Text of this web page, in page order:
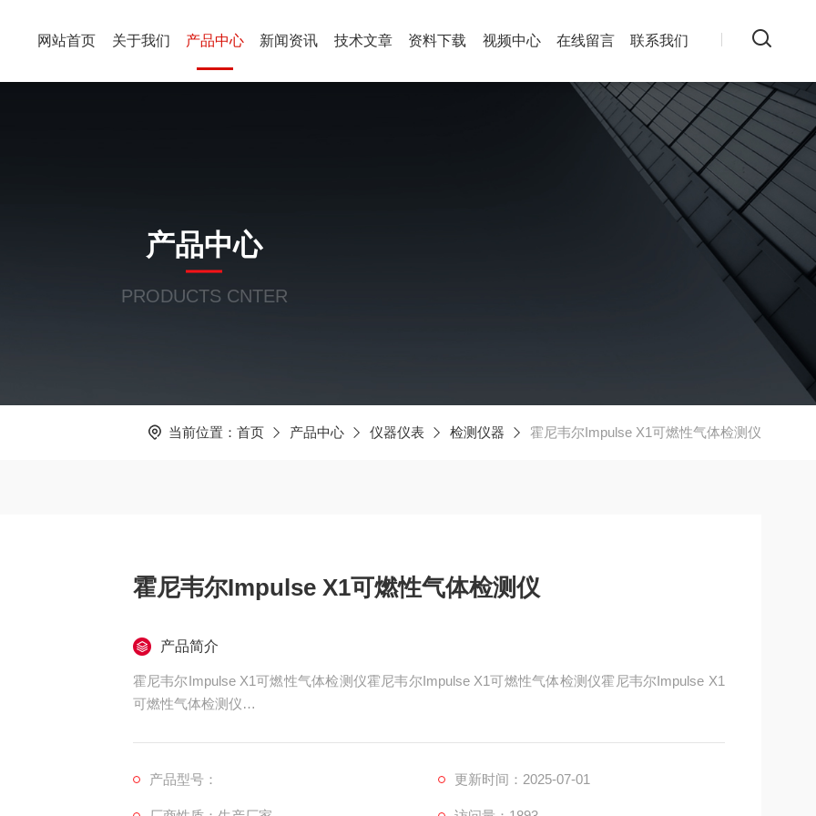
网站首页 关于我们 产品中心 新闻资讯 技术文章 资料下载 视频中心 在线留言 联系我们
产品中心
PRODUCTS CNTER
当前位置： 首页 产品中心 仪器仪表 检测仪器 霍尼韦尔Impulse X1可燃性气体检测仪
霍尼韦尔Impulse X1可燃性气体检测仪
产品简介
霍尼韦尔Impulse X1可燃性气体检测仪霍尼韦尔Impulse X1可燃性气体检测仪霍尼韦尔Impulse X1
可燃性气体检测仪
产品型号： 更新时间：2025-07-01